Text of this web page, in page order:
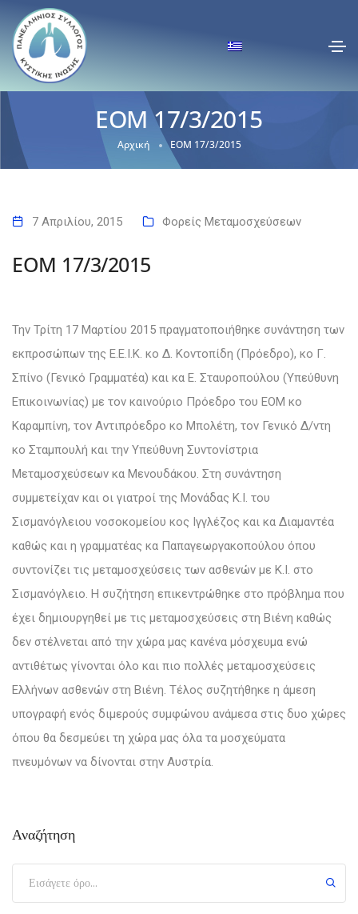
ΕΟΜ 17/3/2015
Αρχική ΕΟΜ 17/3/2015
7 Απριλίου, 2015 Φορείς Μεταμοσχεύσεων
ΕΟΜ 17/3/2015
Την Τρίτη 17 Μαρτίου 2015 πραγματοποιήθηκε συνάντηση των
εκπροσώπων της Ε.Ε.Ι.Κ. κο Δ. Κοντοπίδη (Πρόεδρο), κο Γ.
Σπίνο (Γενικό Γραμματέα) και κα Ε. Σταυροπούλου (Υπεύθυνη
Επικοινωνίας) με τον καινούριο Πρόεδρο του ΕΟΜ κο
Καραμπίνη, τον Αντιπρόεδρο κο Μπολέτη, τον Γενικό Δ/ντη
κο Σταμπουλή και την Υπεύθυνη Συντονίστρια
Μεταμοσχεύσεων κα Μενουδάκου. Στη συνάντηση
συμμετείχαν και οι γιατροί της Μονάδας Κ.Ι. του
Σισμανόγλειου νοσοκομείου κος Ιγγλέζος και κα Διαμαντέα
καθώς και η γραμματέας κα Παπαγεωργακοπούλου όπου
συντονίζει τις μεταμοσχεύσεις των ασθενών με Κ.Ι. στο
Σισμανόγλειο. Η συζήτηση επικεντρώθηκε στο πρόβλημα που
έχει δημιουργηθεί με τις μεταμοσχεύσεις στη Βιένη καθώς
δεν στέλνεται από την χώρα μας κανένα μόσχευμα ενώ
αντιθέτως γίνονται όλο και πιο πολλές μεταμοσχεύσεις
Ελλήνων ασθενών στη Βιένη. Τέλος συζητήθηκε η άμεση
υπογραφή ενός διμερούς συμφώνου ανάμεσα στις δυο χώρες
όπου θα δεσμεύει τη χώρα μας όλα τα μοσχεύματα
πνευμόνων να δίνονται στην Αυστρία.
Αναζήτηση